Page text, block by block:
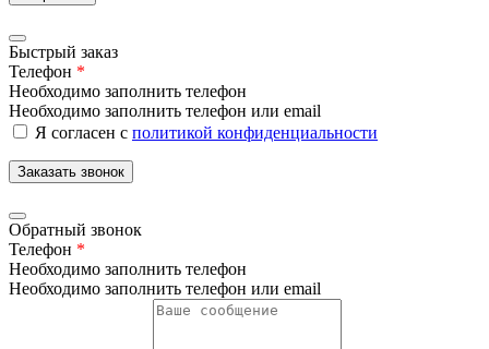
Быстрый заказ
Телефон *
Необходимо заполнить телефон
Необходимо заполнить телефон или email
Я согласен с политикой конфиденциальности
Заказать звонок
Обратный звонок
Телефон *
Необходимо заполнить телефон
Необходимо заполнить телефон или email